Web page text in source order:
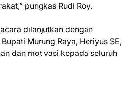
pungkas Rudi Roy.
dilanjutkan dengan
Murung Raya, Heriyus SE,
dan motivasi kepada seluruh